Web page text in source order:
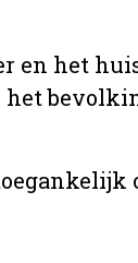
en het